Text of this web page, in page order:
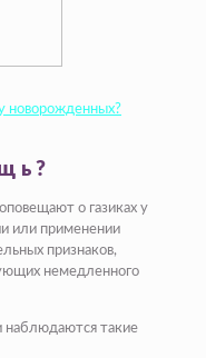
новорожденных?
о газиках у
или применении
признаков,
немедленного
наблюдаются такие